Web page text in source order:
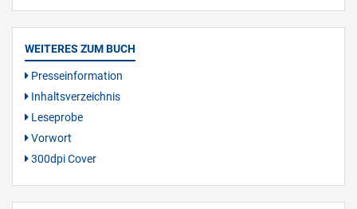
WEITERES ZUM BUCH
Presseinformation
Inhaltsverzeichnis
Leseprobe
Vorwort
300dpi Cover